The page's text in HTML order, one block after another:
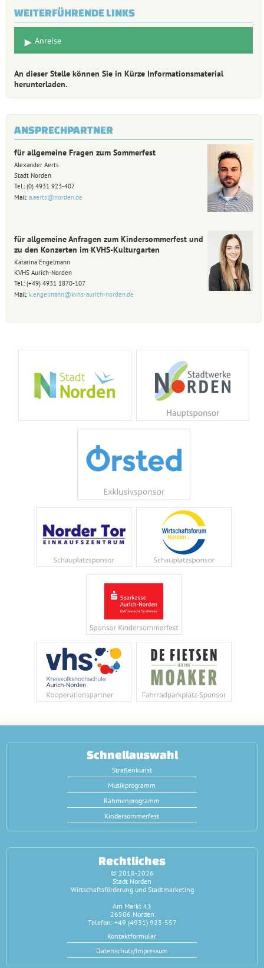
WEITERFÜHRENDE LINKS
Anreise
An dieser Stelle können Sie in Kürze Informationsmaterial
herunterladen.
ANSPRECHPARTNER
für allgemeine Fragen zum Sommerfest
Alexander Aerts
Stadt Norden
Tel.: (0) 4931 923-407
Mail:a.aerts@norden.de
für allgemeine Anfragen zum Kindersommerfest und
zu den Konzerten im KVHS-Kulturgarten
Katarina Engelmann
KVHS Aurich-Norden
Tel.: (+49) 4931 1870-107
Mail: k.engelmann@kvhs-aurich-norden.de
Schnellauswahl
Straßenkunst
Musikprogramm
Rahmenprogramm
Kindersommerfest
Rechtliches
© 2018-2026
Stadt Norden
Wirtschaftsförderung und Stadtmarketing
Am Markt 43
26506 Norden
Telefon: +49 (4931) 923-557
Kontaktformular
Datenschutz/Impressum